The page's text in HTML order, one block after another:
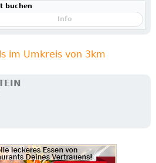
buchen
Info
im Umkreis von 3km